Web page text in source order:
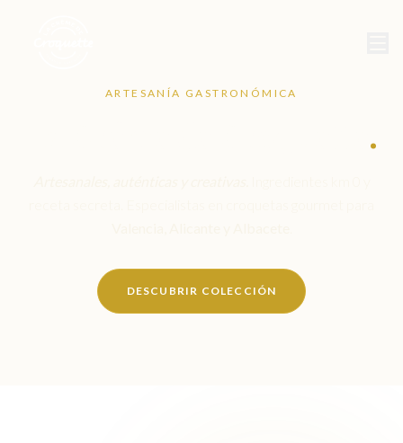
ARTESANÍA GASTRONÓMICA
.
DESCUBRIR COLECCIÓN